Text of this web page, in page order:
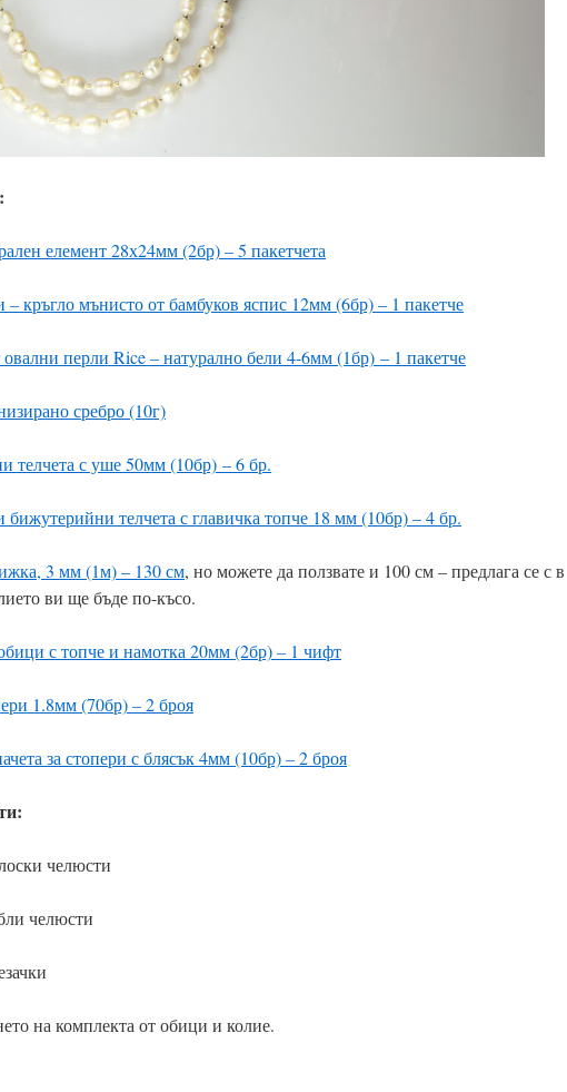
елемент 28х24мм (2бр) – 5 пакетчета
кръгло мънисто от бамбуков яспис 12мм (6бр) – 1 пакетче
овални перли Rice – натурално бели 4-6мм (1бр) – 1 пакетче
сребро (10г)
телчета с уше 50мм (10бр) – 6 бр.
телчета с главичка топче 18 мм (10бр) – 4 бр.
3 мм (1м) – 130 см, но можете да ползвате и 100 см – предлага се с в
ви ще бъде по-късо.
с топче и намотка 20мм (2бр) – 1 чифт
1.8мм (70бр) – 2 броя
за стопери с блясък 4мм (10бр) – 2 броя
челюсти
челюсти
на комплекта от обици и колие.